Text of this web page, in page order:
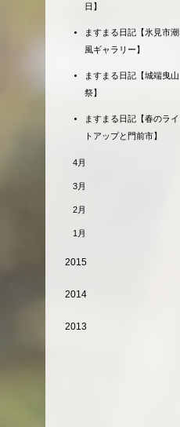
日】
ますまる日記【氷見市潮
風ギャラリー】
ますまる日記【城端曳山
祭】
ますまる日記【春のライ
トアップと門前市】
4月
3月
2月
1月
2015
2014
2013